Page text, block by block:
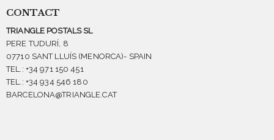
CONTACT
TRIANGLE POSTALS SL
PERE TUDURÍ, 8
07710 SANT LLUÍS (MENORCA)- SPAIN
TEL.: +34 971 150 451
TEL.: +34 934 546 180
BARCELONA@TRIANGLE.CAT